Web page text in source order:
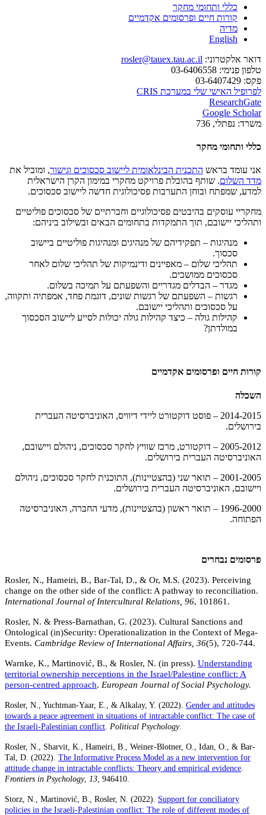
כללי ותחומי מחקר
קורות חיים ופרסומים אקדמיים
מדיה
English
דואר אלקטרוני: rosler@tauex.tau.ac.il
טלפון פנימי:
פקס:
לפרופיל האישי שלי במערכת CRIS
ResearchGate
Google Scholar
משרד: נפתלי, 736
כללי ותחומי מחקר
אני עומד בראש התכנית הבינלאומית ליישוב סכסוכים וגישור, ומוביל את
מדד השלום. שותף בהובלת פרויקט מחקרי במימון הקרן הישראלית
למדע, שמפתח ובוחן התערבות פסיכולוגית חדשה ליישוב סכסוכים.
מחקריי עוסקים בהיבטים פסיכולוגיים וחברתיים של סכסוכים פוליטיים
ותהליכי יישובם, תוך התמקדות בתחומים הבאים ובשילוב ביניהם:
מנהיגות – תפקידיהם של מנהיגים ומנהיגות פוליטיים ביישוב
סכסוך.
תהליכי שלום – מאפיינים ודינמיקות של תהליכי שלום לאחר
סכסוכים ממושכים.
מגדר – הבדלים מגדריים והשפעתם על תמיכה בשלום.
רגשות – השפעתם של רגשות שונים, דוגמת פחד, אמפתיה ותקווה,
על סכסוכים ותהליכי יישובם.
קהילות גולה – כיצד קהילות גולה יכולות לסייע ליישוב הסכסוך
במולדתן?
קורות חיים ופרסומים אקדמיים
השכלה
2014-2015 – פוסט דוקטורט ליידי דיוויס, האוניברסיטה העברית
בירושלים.
2005-2012 – דוקטורט, מרכז שוויץ לחקר סכסוכים, ניהולם ויישובם,
האוניברסיטה העברית בירושלים.
2001-2005 – תואר שני (בהצטיינות), התוכנית לחקר סכסוכים, ניהולם
ויישובם, האוניברסיטה העברית בירושלים.
1996-2000 – תואר ראשון (בהצטיינות), מדעי החברה, האוניברסיטה
הפתוחה.
פרסומים נבחרים
Rosler, N., Hameiri, B., Bar-Tal, D., & Or, M.S. (2023). Perceiving
change on the other side of the conflict: A pathway to reconciliation.
International Journal of Intercultural Relations, 96, 101861.
Rosler, N. & Press-Barnathan, G. (2023). Cultural Sanctions and
Ontological (in)Security: Operationalization in the Context of Mega-
Events. Cambridge Review of International Affairs, 36(5), 720-744.
Warnke, K., Martinović, B., & Rosler, N. (in press). Understanding
territorial ownership perceptions in the Israel/Palestine conflict: A
person-centred approach. European Journal of Social Psychology.
Rosler, N., Yuchtman-Yaar, E., & Alkalay, Y. (2022). Gender and attitudes
towards a peace agreement in situations of intractable conflict: The case of
the Israeli-Palestinian conflict Political Psychology.
Rosler, N., Sharvit, K., Hameiri, B., Weiner-Blotner, O., Idan, O., & Bar-
Tal, D. (2022). The Informative Process Model as a new intervention for
attitude change in intractable conflicts: Theory and empirical evidence
Frontiers in Psychology, 13 , 946410.
Storz, N., Martinović, B., Rosler, N. (2022). Support for conciliatory
policies in the Israeli-Palestinian conflict: The role of different modes of